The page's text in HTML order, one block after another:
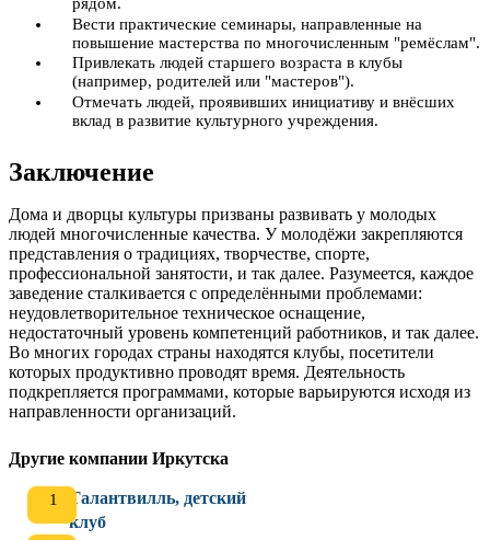
Вести практические семинары, направленные на
повышение мастерства по многочисленным "ремёслам".
Привлекать людей старшего возраста в клубы
(например, родителей или "мастеров").
Отмечать людей, проявивших инициативу и внёсших
вклад в развитие культурного учреждения.
Заключение
Дома и дворцы культуры призваны развивать у молодых
людей многочисленные качества. У молодёжи закрепляются
представления о традициях, творчестве, спорте,
профессиональной занятости, и так далее. Разумеется, каждое
заведение сталкивается с определёнными проблемами:
неудовлетворительное техническое оснащение,
недостаточный уровень компетенций работников, и так далее.
Во многих городах страны находятся клубы, посетители
которых продуктивно проводят время. Деятельность
подкрепляется программами, которые варьируются исходя из
направленности организаций.
Другие компании Иркутска
Талантвилль, детский
клуб